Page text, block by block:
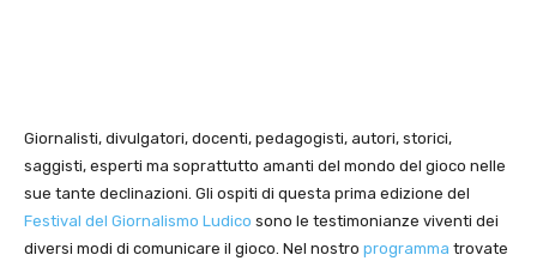
Giornalisti, divulgatori, docenti, pedagogisti, autori, storici,
saggisti, esperti ma soprattutto amanti del mondo del gioco nelle
sue tante declinazioni. Gli ospiti di questa prima edizione del
Festival del Giornalismo Ludico sono le testimonianze viventi dei
diversi modi di comunicare il gioco. Nel nostro programma trovate